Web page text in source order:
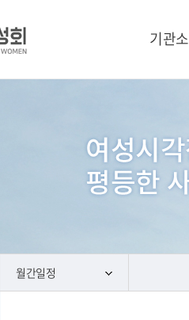
기관
월간일정